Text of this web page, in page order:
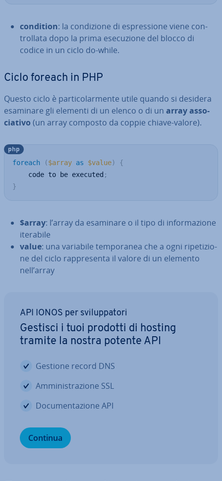
condition: la con­di­zio­ne di espres­sio­ne viene con­
trol­la­ta dopo la prima ese­cu­zio­ne del blocco di
codice in un ciclo do-while.
Ciclo foreach in PHP
Questo ciclo è par­ti­co­lar­men­te utile quando si desidera
esaminare gli elementi di un elenco o di un array as­so­
cia­ti­vo (un array composto da coppie chiave-valore).
foreach ($array as $value)
{
    code to be executed
;
}
php
$array: l’array da esaminare o il tipo di in­for­ma­zio­ne
iterabile
value: una variabile tem­po­ra­nea che a ogni ri­pe­ti­zio­
ne del ciclo rap­pre­sen­ta il valore di un elemento
nell’array
API IONOS per svi­lup­pa­to­ri
Gestisci i tuoi prodotti di hosting
tramite la nostra potente API
Gestione record DNS
Am­mi­ni­stra­zio­ne SSL
Do­cu­men­ta­zio­ne API
Continua